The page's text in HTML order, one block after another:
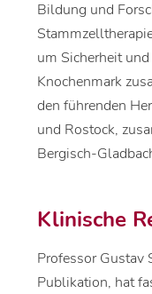
Bildung und
um Sicherheit
Knochenmark
den führenden
und Rostock,
Bergisch-
Klinische
Professor Gustav
Publikation, hat